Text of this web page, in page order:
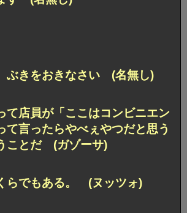
ぶきをおきなさい (名無し)
て店員が「ここはコンビニエン
て言ったらやべぇやつだと思う
ことだ (ガゾーサ)
らでもある。 (ヌッツォ)